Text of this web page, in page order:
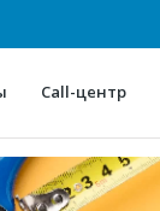
Call-центр